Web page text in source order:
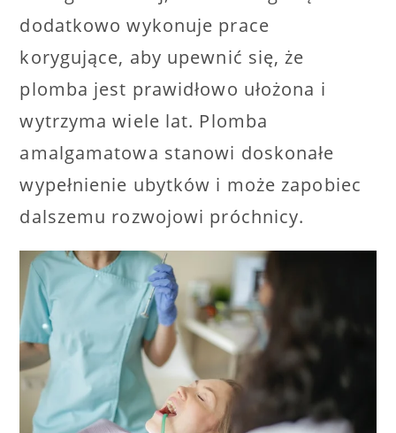
dodatkowo wykonuje prace
korygujące, aby upewnić się, że
plomba jest prawidłowo ułożona i
wytrzyma wiele lat. Plomba
amalgamatowa stanowi doskonałe
wypełnienie ubytków i może zapobiec
dalszemu rozwojowi próchnicy.